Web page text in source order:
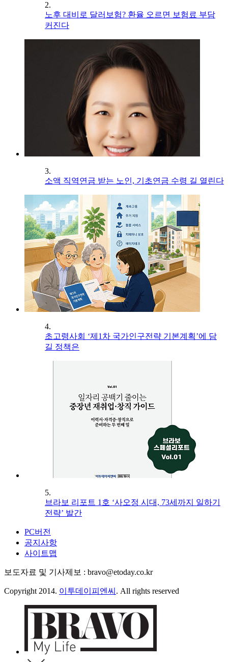
2.
노후 대비로 달러보험? 환율 오르면 보험료 부담
커진다
3.
소액 직역연금 받는 노인, 기초연금 수령 길 열린다
4.
초고령사회 ‘제1차 국가인구전략 기본계획’에 담
길 정책은
5.
브라보 리포트 1호 ‘사오정 시대, 73세까지 일하기
전략’ 발간
PC버전
공지사항
사이트맵
보도자료 및 기사제보 : bravo@etoday.co.kr
Copyright 2014. 이투데이피엔씨 . All rights reserved